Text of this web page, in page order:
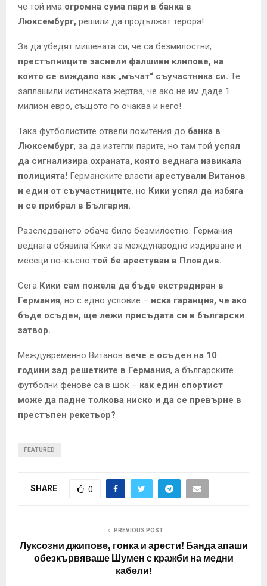
че той има огромна сума пари в банка в
Люксембург, решили да продължат терора!
За да убедят мишената си, че са безмилостни,
престъпниците заснели фалшиви клипове, на
които се виждало как „мъчат“ съучастника си. Те
заплашили истинската жертва, че ако не им даде 1
милион евро, същото го очаква и него!
Така футболистите отвели похитения до банка в
Люксембург, за да изтегли парите, но там той успял
да сигнализира охраната, която веднага извикала
полицията! Германските власти арестували Витанов
и един от съучастниците, но Кики успял да избяга
и се прибрал в България.
Разследването обаче било безмилостно. Германия
веднага обявила Кики за международно издирване и
месеци по-късно той бе арестуван в Пловдив.
Сега Кики сам пожела да бъде екстрадиран в
Германия, но с едно условие – иска гаранция, че ако
бъде осъден, ще лежи присъдата си в български
затвор.
Междувременно Витанов вече е осъден на 10
години зад решетките в Германия, а българските
футболни фенове са в шок – как един спортист
може да падне толкова ниско и да се превърне в
престъпен рекетьор?
FEATURED
SHARE 0
PREVIOUS POST
Луксозни джипове, гонка и арести! Банда апаши
обезкървяваше Шумен с кражби на медни
кабели!